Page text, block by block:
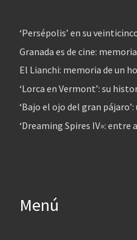
‘Persépolis’ en su
Granada es de cine:
El Lianchi: memoria de un
‘Lorca en Vermont’: su
‘Bajo el ojo del gran
‘Dreaming Spires IV»:
Menú